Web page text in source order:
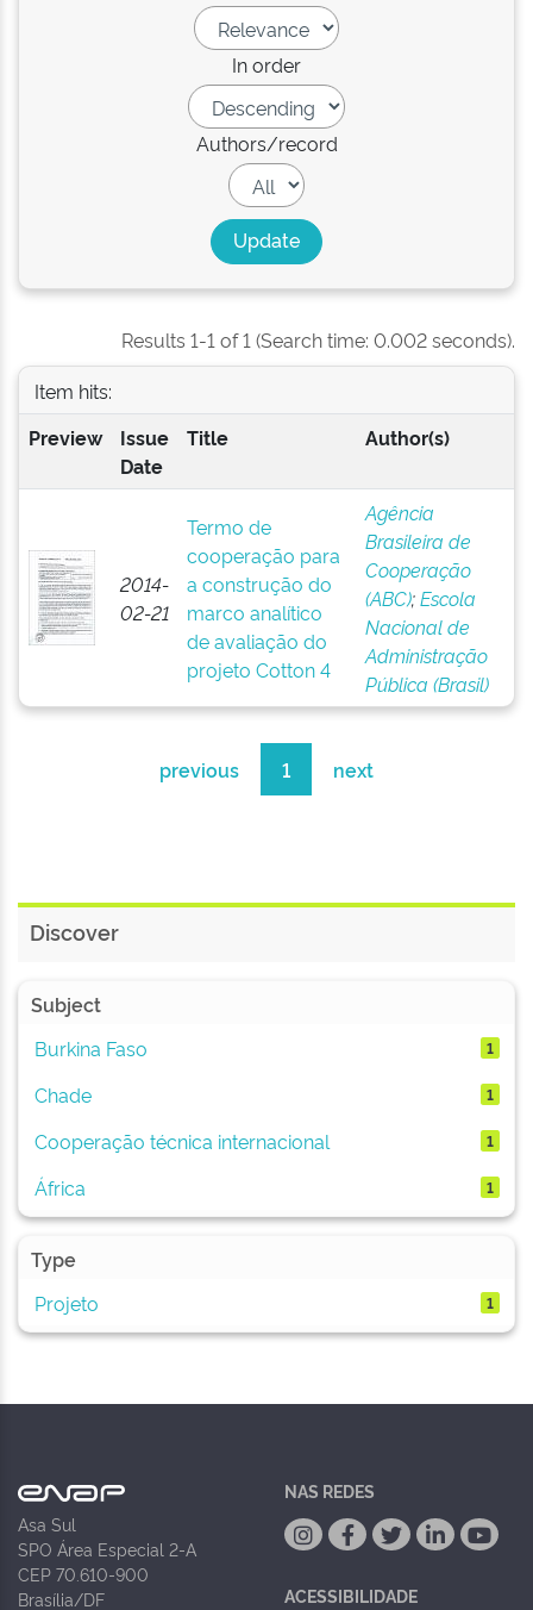
In order
Authors/record
Results 1-1 of 1 (Search time: 0.002 seconds).
Item hits:
Preview
Issue
Date
Title Author(s)
2014-
02-21
Termo de
cooperação para
a construção do
marco analítico
de avaliação do
projeto Cotton 4
Agência
Brasileira de
Cooperação
(ABC);Escola
Nacional de
Administração
Pública (Brasil)
previous 1 next
Discover
Subject
Burkina Faso
1
Chade 1
Cooperação técnica internacional 1
África 1
Type
Projeto
1
Asa Sul
SPO Área Especial 2-A
CEP 70.610-900
Brasília/DF
NAS REDES
ACESSIBILIDADE